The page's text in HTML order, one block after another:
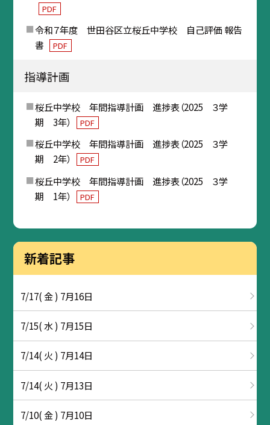
PDF
令和７年度 世田谷区立桜丘中学校 自己評価 報告
書
PDF
指導計画
桜丘中学校 年間指導計画 進捗表（2025 ３学
期 3年）
PDF
桜丘中学校 年間指導計画 進捗表（2025 ３学
期 2年）
PDF
桜丘中学校 年間指導計画 進捗表（2025 ３学
期 1年）
PDF
新着記事
7/17( 金 ) 7月16日
7/15( 水 ) 7月15日
7/14( 火 ) 7月14日
7/14( 火 ) 7月13日
7/10( 金 ) 7月10日